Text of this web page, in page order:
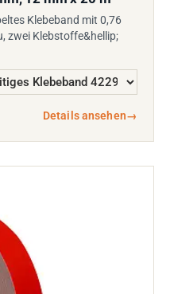
Klebeband mit 0,76
zwei Klebstoffe&hellip;
Details ansehen→